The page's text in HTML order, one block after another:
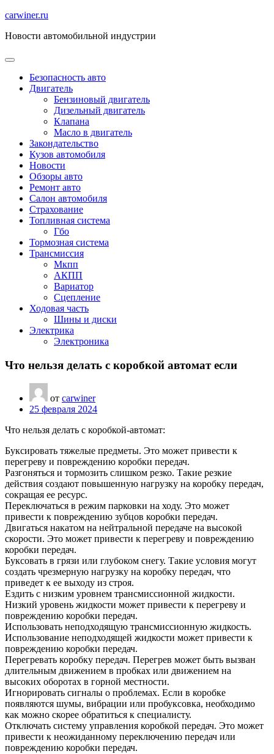
Перейти
содержимому
carwiner.ru
Новости автомобильной индустрии
Безопасность авто
Двигатель
Бензиновый двигатель
Дизельный двигатель
Клапана
Масло в двигатель
Закондательство
Кузов автомобиля
Новости
Обзоры авто
Ремонт авто
Салон автомобиля
Страхование
Топливная система
Гбо
Тормозная система
Трансмиссия
Мкпп
АКПП
Вариатор
Сцепление
Ходовая часть
Шины и диски
Электрика
Электроника
Что нельзя делать с коробкой автомат если
от carwiner
25 февраля 2024
Что нельзя делать с коробкой-автомат:
Буксировать тяжелые предметы. Это может привести к
перегреву и повреждению коробки передач.
Разгоняться и тормозить слишком резко. Такие резкие
действия создают повышенную нагрузку на коробку передач,
сокращая ее ресурс.
Переключаться в режим парковки на ходу. Это может
привести к повреждению зубцов коробки передач.
Двигаться накатом на нейтральной передаче на высокой
скорости. Это может привести к перегреву и повреждению
коробки передач.
Буксовать в грязи или глубоком снегу. Такие условия могут
создать чрезмерную нагрузку на коробку передач, что
приведет к ее выходу из строя.
Ездить с низким уровнем трансмиссионной жидкости.
Низкий уровень жидкости может привести к перегреву и
повреждению коробки передач.
Использовать неподходящую трансмиссионную жидкость.
Использование неподходящей жидкости может привести к
повреждению коробки передач.
Перегревать коробку передач. Перегрев может быть вызван
длительным движением в пробках или движением на
высоких оборотах в горной местности.
Игнорировать сигналы о проблемах. Если в коробке
появляются шумы, вибрации или пробуксовка, необходимо
как можно скорее обратиться к специалисту.
Отключать систему управления коробкой передач. Это может
привести к неожиданному переключению передач или
повреждению коробки передач.